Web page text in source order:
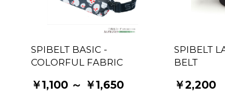
SPIBELT BASIC -
COLORFUL FABRIC
￥1,100 ～ ￥1,650
SPIBELT
BELT
￥2,200